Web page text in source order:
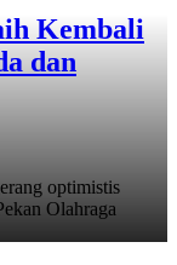
Kembali
dan
optimistis
Olahraga